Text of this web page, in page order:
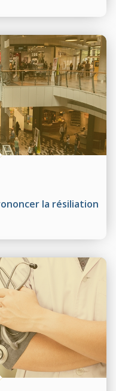
la résiliation